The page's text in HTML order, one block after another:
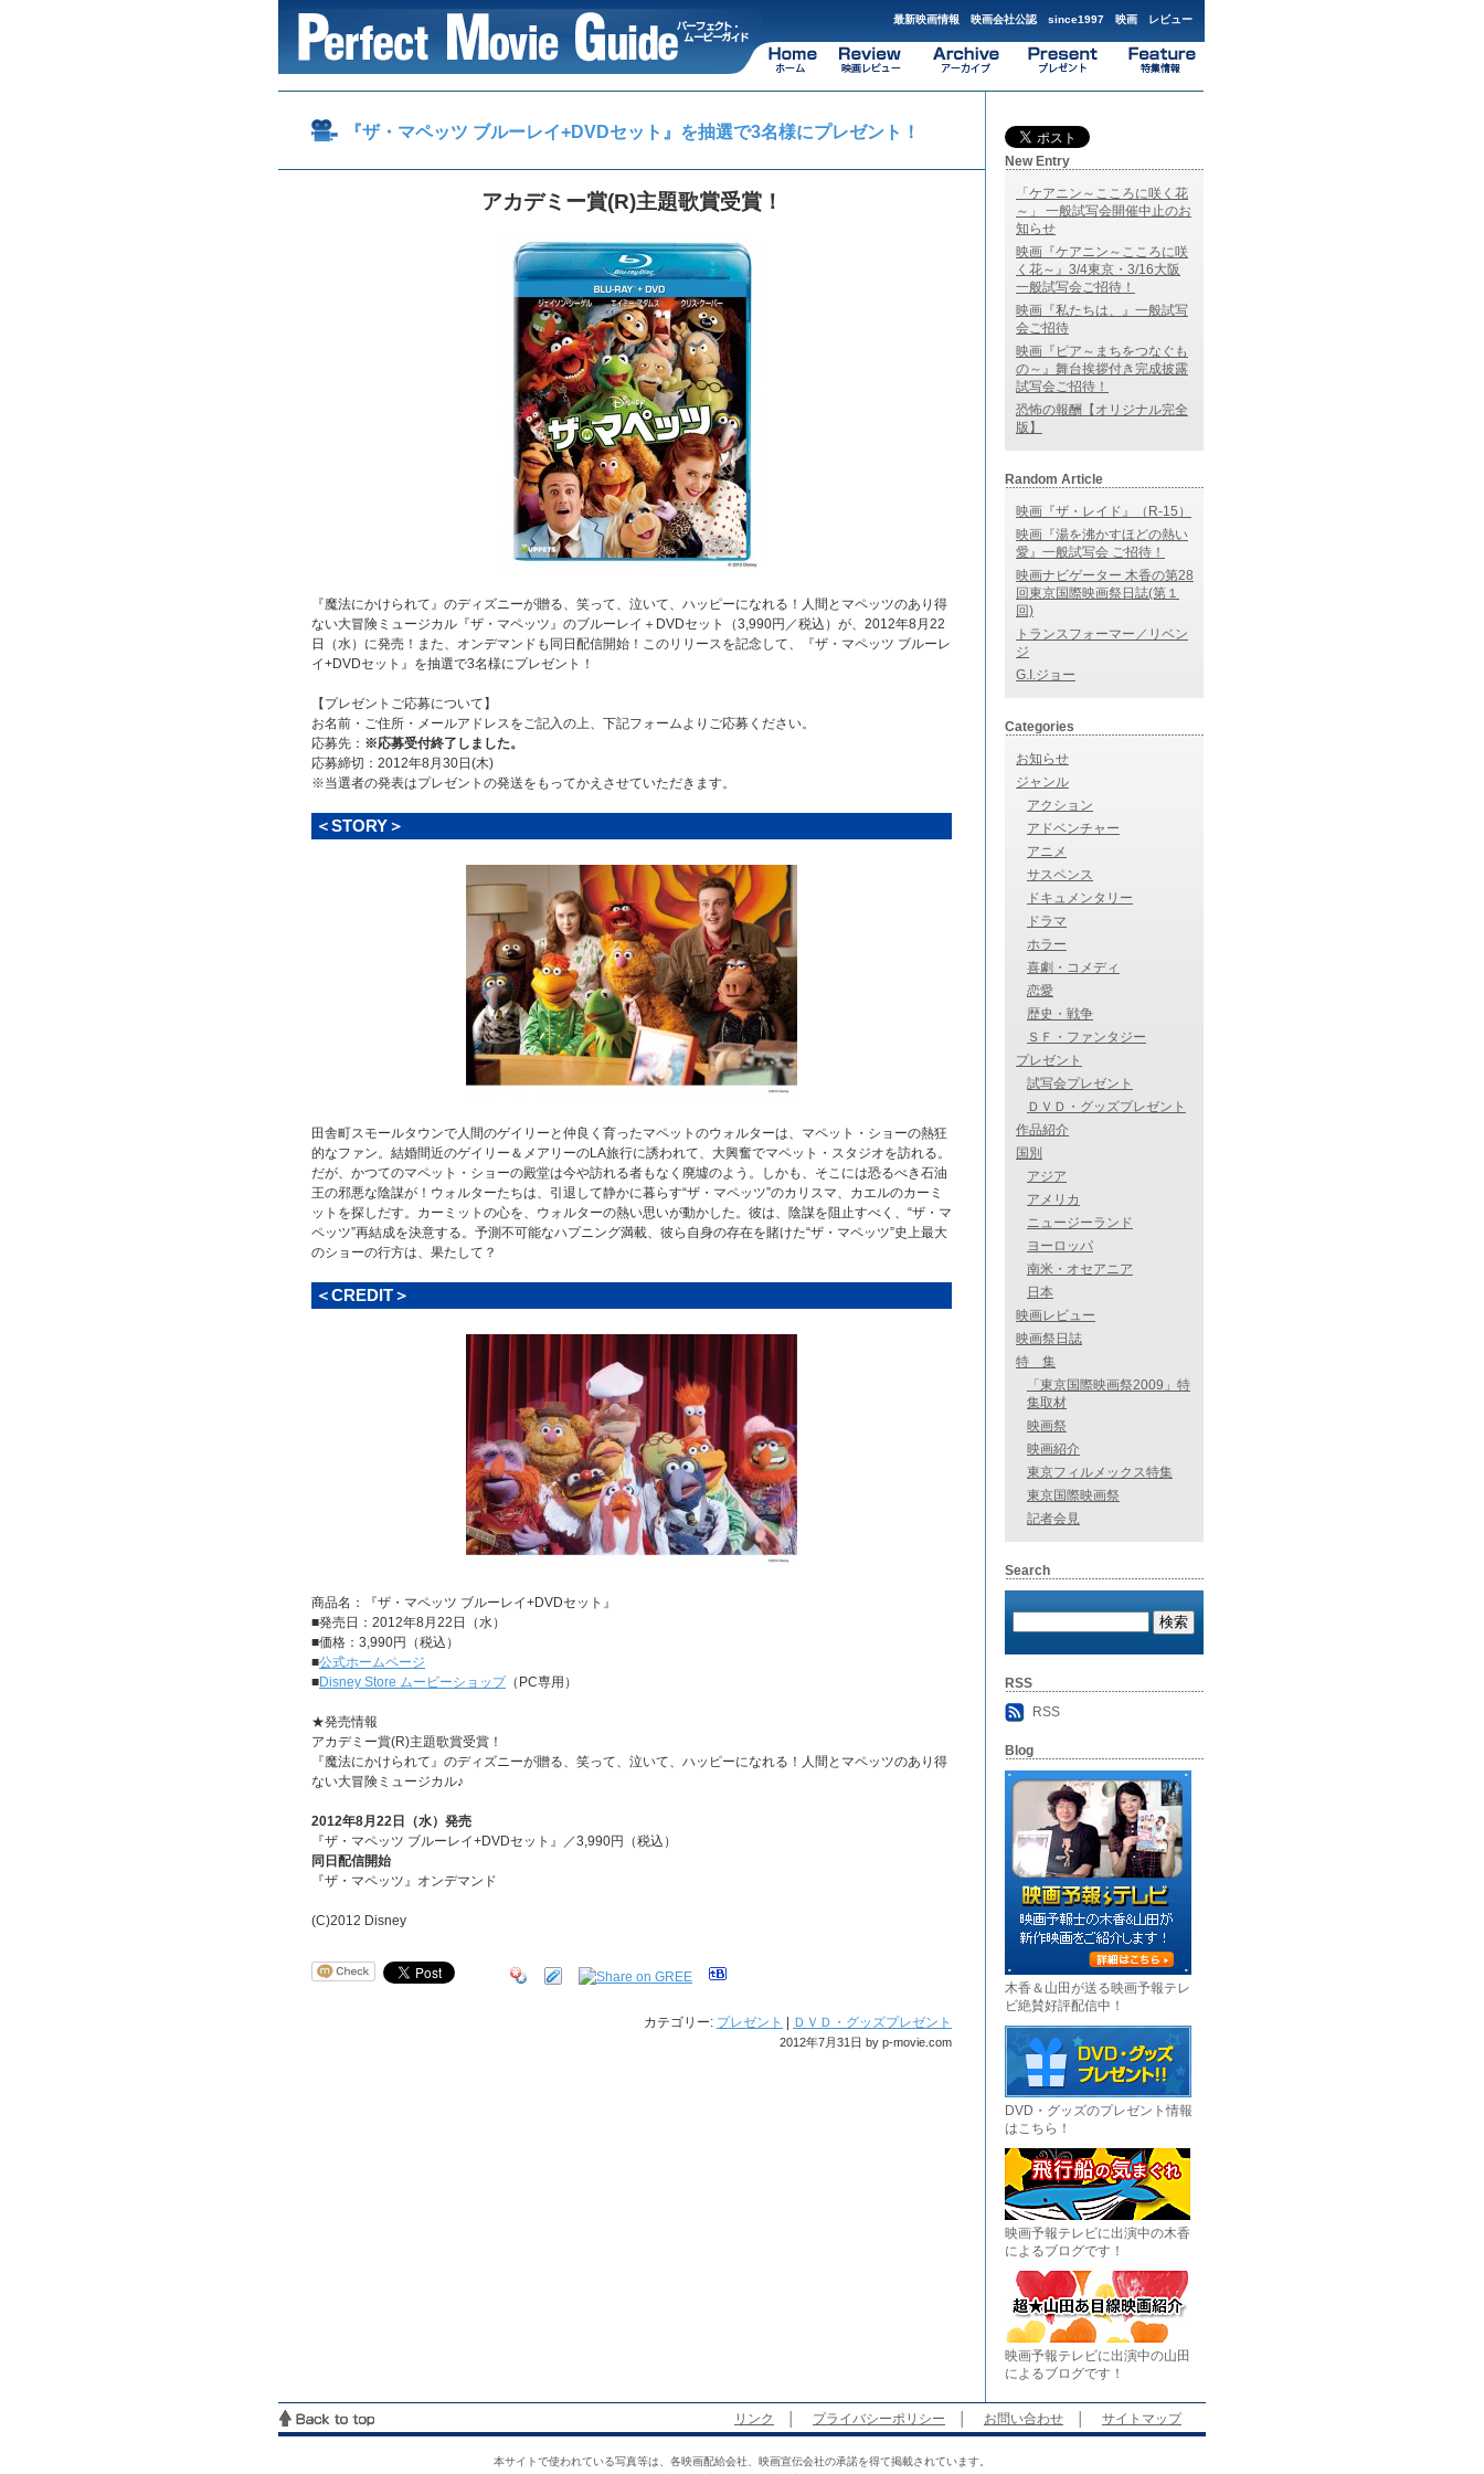
最新映画情報 映画会社公認 since1997 映画 レビュー
『ザ・マペッツ ブルーレイ+DVDセット』を抽選で3名様にプレゼント！
アカデミー賞(R)主題歌賞受賞！
『魔法にかけられて』のディズニーが贈る、笑って、泣いて、ハッピーになれる！人間とマペッツのあり得
ない大冒険ミュージカル『ザ・マペッツ』のブルーレイ＋DVDセット（3,990円／税込）が、2012年8月22
日（水）に発売！また、オンデマンドも同日配信開始！このリリースを記念して、『ザ・マペッツ ブルーレ
イ+DVDセット』を抽選で3名様にプレゼント！
【プレゼントご応募について】
お名前・ご住所・メールアドレスをご記入の上、下記フォームよりご応募ください。
応募先： ※応募受付終了しました。
応募締切：2012年8月30日(木)
※当選者の発表はプレゼントの発送をもってかえさせていただきます。
＜STORY＞
田舎町スモールタウンで人間のゲイリーと仲良く育ったマペットのウォルターは、マペット・ショーの熱狂
的なファン。結婚間近のゲイリー＆メアリーのLA旅行に誘われて、大興奮でマペット・スタジオを訪れる。
だが、かつてのマペット・ショーの殿堂は今や訪れる者もなく廃墟のよう。しかも、そこには恐るべき石油
王の邪悪な陰謀が！ウォルターたちは、引退して静かに暮らす“ザ・マペッツ”のカリスマ、カエルのカーミ
ットを探しだす。カーミットの心を、ウォルターの熱い思いが動かした。彼は、陰謀を阻止すべく、“ザ・マ
ペッツ”再結成を決意する。予測不可能なハプニング満載、彼ら自身の存在を賭けた“ザ・マペッツ”史上最大
のショーの行方は、果たして？
＜CREDIT＞
商品名：『ザ・マペッツ ブルーレイ+DVDセット』
■発売日：2012年8月22日（水）
■価格：3,990円（税込）
■公式ホームページ
■Disney Store ムービーショップ（PC専用）
★発売情報
アカデミー賞(R)主題歌賞受賞！
『魔法にかけられて』のディズニーが贈る、笑って、泣いて、ハッピーになれる！人間とマペッツのあり得
ない大冒険ミュージカル♪
2012年8月22日（水）発売
『ザ・マペッツ ブルーレイ+DVDセット』／3,990円（税込）
同日配信開始
『ザ・マペッツ』オンデマンド
(C)2012 Disney
カテゴリー: プレゼント ＤＶＤ・グッズプレゼント
2012年7月31日 by p-movie.com
New Entry
「ケアニン～こころに咲く花
～」 一般試写会開催中止のお
知らせ
映画『ケアニン～こころに咲
く花～』3/4東京・3/16大阪
一般試写会ご招待！
映画『私たちは、』一般試写
会ご招待
映画『ピア～まちをつなぐも
の～』舞台挨拶付き完成披露
試写会ご招待！
恐怖の報酬【オリジナル完全
版】
Random Article
映画『ザ・レイド』（R-15）
映画『湯を沸かすほどの熱い
愛』一般試写会 ご招待！
映画ナビゲーター 木香の第28
回東京国際映画祭日誌(第１
回)
トランスフォーマー／リベン
ジ
G.I.ジョー
Categories
お知らせ
ジャンル
アクション
アドベンチャー
アニメ
サスペンス
ドキュメンタリー
ドラマ
ホラー
喜劇・コメディ
恋愛
歴史・戦争
ＳＦ・ファンタジー
プレゼント
試写会プレゼント
ＤＶＤ・グッズプレゼント
作品紹介
国別
アジア
アメリカ
ニュージーランド
ヨーロッパ
南米・オセアニア
日本
映画レビュー
映画祭日誌
特 集
「東京国際映画祭2009」特
集取材
映画祭
映画紹介
東京フィルメックス特集
東京国際映画祭
記者会見
Search
RSS
RSS
Blog
木香＆山田が送る映画予報テレ
ビ絶賛好評配信中！
DVD・グッズのプレゼント情報
はこちら！
映画予報テレビに出演中の木香
によるブログです！
映画予報テレビに出演中の山田
によるブログです！
リンク プライバシーポリシー お問い合わせ サイトマップ
本サイトで使われている写真等は、各映画配給会社、映画宣伝会社の承諾を得て掲載されています。